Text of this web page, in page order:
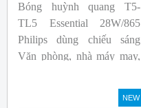
Bóng huỳnh quang T5-
TL5 Essential 28W/865
Philips dùng chiếu sáng
Văn phòng, nhà máy may,
NEW